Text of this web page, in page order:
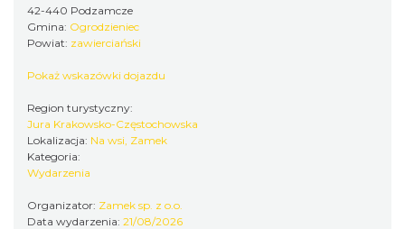
Podzamcze
0.00 km
42-440 Podzamcze
Gmina: Ogrodzieniec
Powiat: zawierciański
Pokaż wskazówki dojazdu
Region turystyczny:
Jura Krakowsko-Częstochowska
Lokalizacja: Na wsi, Zamek
Kategoria:
Wydarzenia
Organizator: Zamek sp. z o.o.
Data wydarzenia: 21/08/2026